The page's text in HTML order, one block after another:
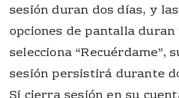
sesión duran dos días, y
opciones de pantalla duran
selecciona “Recuérdame”,
sesión persistirá durante